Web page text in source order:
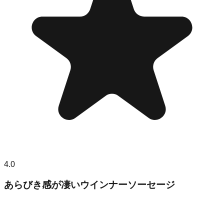
4.0
あらびき感が凄いウインナーソーセージ